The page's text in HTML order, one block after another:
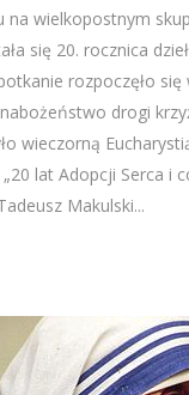
na wielkopostnym
się 20. rocznica
rozpoczęło
nabożeństwo drogi
wieczorną
lat Adopcji Serca i
Makulski...